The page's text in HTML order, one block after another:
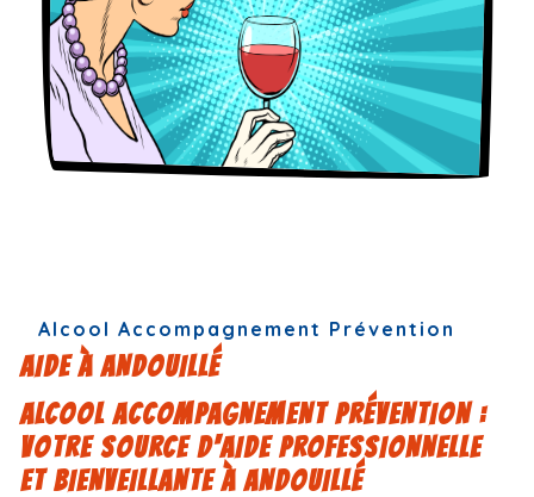
Alcool Accompagnement Prévention
AIDE À ANDOUILLÉ
ALCOOL ACCOMPAGNEMENT PRÉVENTION :
VOTRE SOURCE D'AIDE PROFESSIONNELLE
ET BIENVEILLANTE À ANDOUILLÉ